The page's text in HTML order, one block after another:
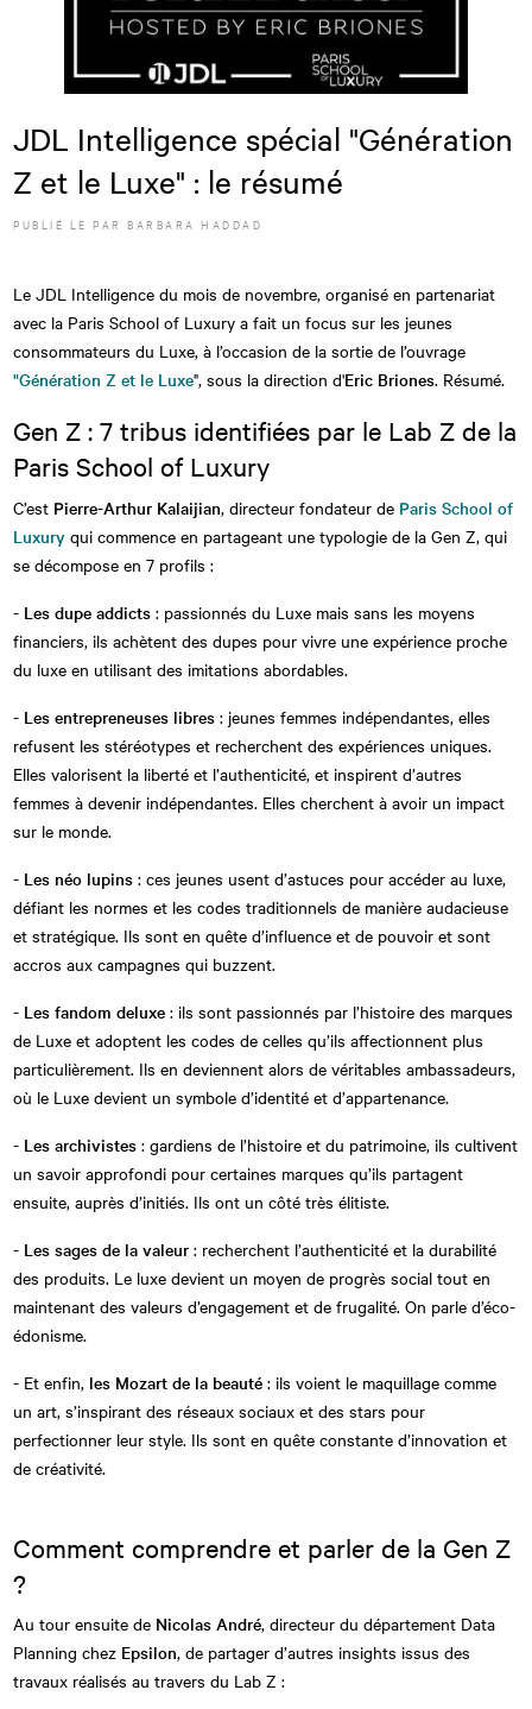
JDL Intelligence spécial "Génération
Z et le Luxe" : le résumé
PUBLIÉ LEPARBARBARA HADDAD
Le JDL Intelligence du mois de novembre, organisé en partenariat
avec la Paris School of Luxury a fait un focus sur les jeunes
consommateurs du Luxe, à l’occasion de la sortie de l’ouvrage
"Génération Z et le Luxe", sous la direction d'Eric Briones. Résumé.
Gen Z : 7 tribus identifiées par le Lab Z de la
Paris School of Luxury
C’est Pierre-Arthur Kalaijian, directeur fondateur de Paris School of
Luxury qui commence en partageant une typologie de la Gen Z, qui
se décompose en 7 profils :
- Les dupe addicts : passionnés du Luxe mais sans les moyens
financiers, ils achètent des dupes pour vivre une expérience proche
du luxe en utilisant des imitations abordables.
- Les entrepreneuses libres : jeunes femmes indépendantes, elles
refusent les stéréotypes et recherchent des expériences uniques.
Elles valorisent la liberté et l’authenticité, et inspirent d’autres
femmes à devenir indépendantes. Elles cherchent à avoir un impact
sur le monde.
- Les néo lupins : ces jeunes usent d’astuces pour accéder au luxe,
défiant les normes et les codes traditionnels de manière audacieuse
et stratégique. Ils sont en quête d’influence et de pouvoir et sont
accros aux campagnes qui buzzent.
- Les fandom deluxe : ils sont passionnés par l’histoire des marques
de Luxe et adoptent les codes de celles qu’ils affectionnent plus
particulièrement. Ils en deviennent alors de véritables ambassadeurs,
où le Luxe devient un symbole d’identité et d’appartenance.
- Les archivistes : gardiens de l’histoire et du patrimoine, ils cultivent
un savoir approfondi pour certaines marques qu’ils partagent
ensuite, auprès d’initiés. Ils ont un côté très élitiste.
- Les sages de la valeur : recherchent l’authenticité et la durabilité
des produits. Le luxe devient un moyen de progrès social tout en
maintenant des valeurs d’engagement et de frugalité. On parle d’éco-
édonisme.
- Et enfin, les Mozart de la beauté : ils voient le maquillage comme
un art, s’inspirant des réseaux sociaux et des stars pour
perfectionner leur style. Ils sont en quête constante d’innovation et
de créativité.
Comment comprendre et parler de la Gen Z
?
Au tour ensuite de Nicolas André, directeur du département Data
Planning chez Epsilon, de partager d’autres insights issus des
travaux réalisés au travers du Lab Z :